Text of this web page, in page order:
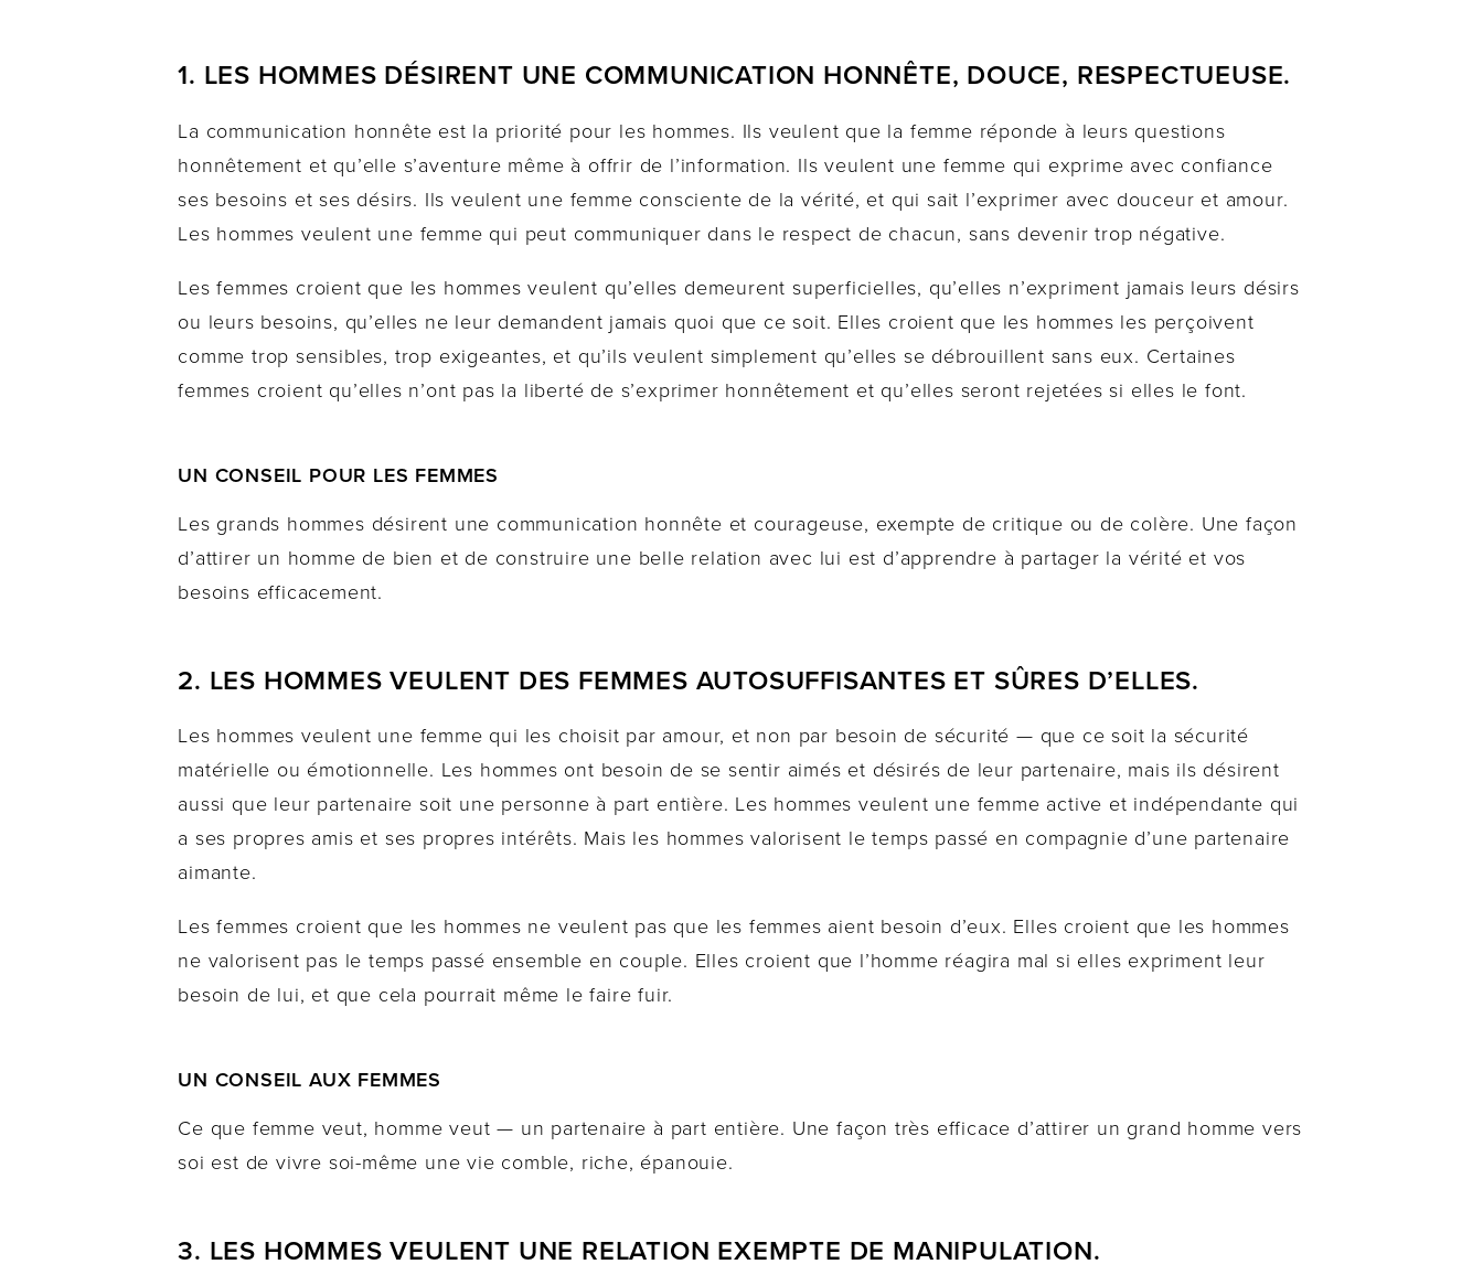
1. LES HOMMES DÉSIRENT UNE COMMUNICATION HONNÊTE, DOUCE, RESPECTUEUSE.
La communication honnête est la priorité pour les hommes. Ils veulent que la femme réponde à leurs questions
honnêtement et qu’elle s’aventure même à offrir de l’information. Ils veulent une femme qui exprime avec confiance
ses besoins et ses désirs. Ils veulent une femme consciente de la vérité, et qui sait l’exprimer avec douceur et amour.
Les hommes veulent une femme qui peut communiquer dans le respect de chacun, sans devenir trop négative.
Les femmes croient que les hommes veulent qu’elles demeurent superficielles, qu’elles n’expriment jamais leurs désirs
ou leurs besoins, qu’elles ne leur demandent jamais quoi que ce soit. Elles croient que les hommes les perçoivent
comme trop sensibles, trop exigeantes, et qu’ils veulent simplement qu’elles se débrouillent sans eux. Certaines
femmes croient qu’elles n’ont pas la liberté de s’exprimer honnêtement et qu’elles seront rejetées si elles le font.
UN CONSEIL POUR LES FEMMES
Les grands hommes désirent une communication honnête et courageuse, exempte de critique ou de colère. Une façon
d’attirer un homme de bien et de construire une belle relation avec lui est d’apprendre à partager la vérité et vos
besoins efficacement.
2. LES HOMMES VEULENT DES FEMMES AUTOSUFFISANTES ET SÛRES D’ELLES.
Les hommes veulent une femme qui les choisit par amour, et non par besoin de sécurité — que ce soit la sécurité
matérielle ou émotionnelle. Les hommes ont besoin de se sentir aimés et désirés de leur partenaire, mais ils désirent
aussi que leur partenaire soit une personne à part entière. Les hommes veulent une femme active et indépendante qui
a ses propres amis et ses propres intérêts. Mais les hommes valorisent le temps passé en compagnie d’une partenaire
aimante.
Les femmes croient que les hommes ne veulent pas que les femmes aient besoin d’eux. Elles croient que les hommes
ne valorisent pas le temps passé ensemble en couple. Elles croient que l’homme réagira mal si elles expriment leur
besoin de lui, et que cela pourrait même le faire fuir.
UN CONSEIL AUX FEMMES
Ce que femme veut, homme veut — un partenaire à part entière. Une façon très efficace d’attirer un grand homme vers
soi est de vivre soi-même une vie comble, riche, épanouie.
3. LES HOMMES VEULENT UNE RELATION EXEMPTE DE MANIPULATION.